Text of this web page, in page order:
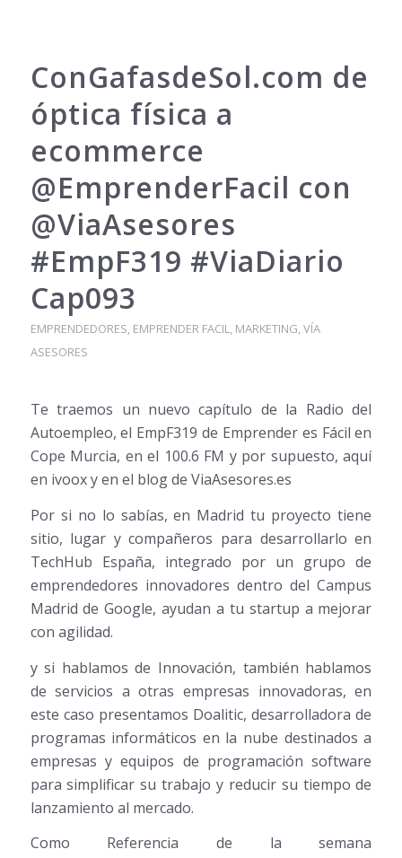
ConGafasdeSol.com de
óptica física a
ecommerce
@EmprenderFacil con
@ViaAsesores
#EmpF319 #ViaDiario
Cap093
EMPRENDEDORES, EMPRENDER FACIL, MARKETING,VÍA
ASESORES
Te traemos un nuevo capítulo de la Radio del
Autoempleo, el EmpF319 de Emprender es Fácil en
Cope Murcia, en el 100.6 FM y por supuesto, aquí
en ivoox y en el blog de ViaAsesores.es
Por si no lo sabías, en Madrid tu proyecto tiene
sitio, lugar y compañeros para desarrollarlo en
TechHub España, integrado por un grupo de
emprendedores innovadores dentro del Campus
Madrid de Google, ayudan a tu startup a mejorar
con agilidad.
y si hablamos de Innovación, también hablamos
de servicios a otras empresas innovadoras, en
este caso presentamos Doalitic, desarrolladora de
programas informáticos en la nube destinados a
empresas y equipos de programación software
para simplificar su trabajo y reducir su tiempo de
lanzamiento al mercado.
Como Referencia de la semana